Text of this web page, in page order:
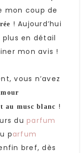
mon coup de
! Aujourd’hui
en détail
mon avis !
vous n’avez
au musc blanc !
du parfum
parfum
bref, dès